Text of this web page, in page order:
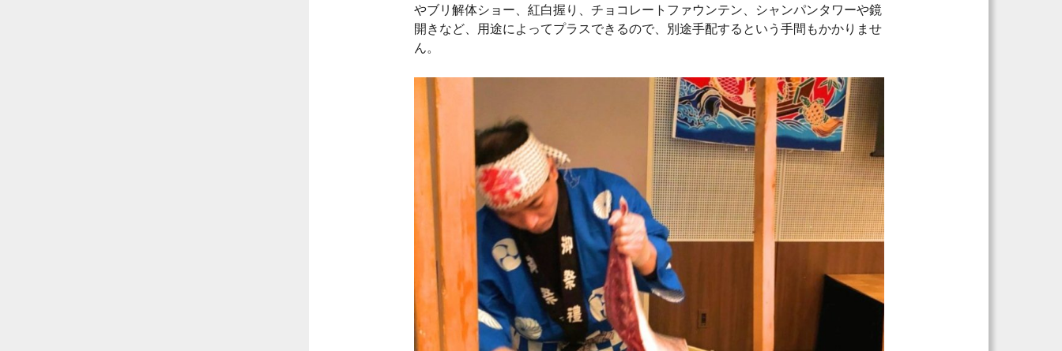
やブリ解体ショー、紅白握り、チョコレートファウンテン、シャンパンタワーや鏡
開きなど、用途によってプラスできるので、別途手配するという手間もかかりませ
ん。